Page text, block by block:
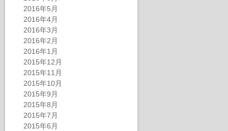
2016年5月
2016年4月
2016年3月
2016年2月
2016年1月
2015年12月
2015年11月
2015年10月
2015年9月
2015年8月
2015年7月
2015年6月